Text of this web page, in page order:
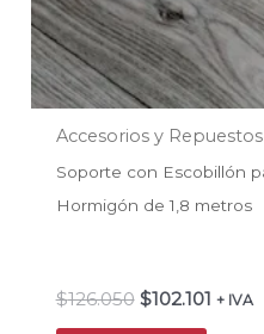
Accesorios y Repuestos
Soporte con Escobillón
Hormigón de 1,8 metros
$126.050 $102.101 + IVA